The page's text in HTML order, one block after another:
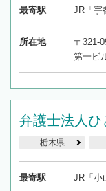
最寄駅 JR「宇
所在地
〒321-
第一ビ
弁護士法人
栃木県
最寄駅 JR「小